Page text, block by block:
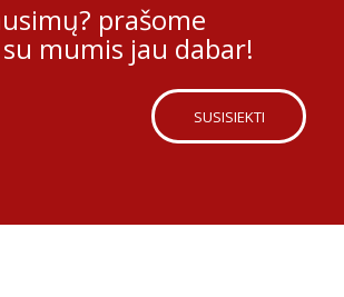
prašome
mumis jau dabar!
SUSISIEKTI